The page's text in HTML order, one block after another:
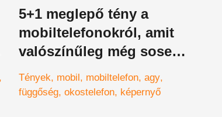
5+1 meglepő tény a
mobiltelefonokról, amit
valószínűleg még sosem
mondtak neked
Tények mobil mobiltelefon agy
függőség okostelefon képernyő